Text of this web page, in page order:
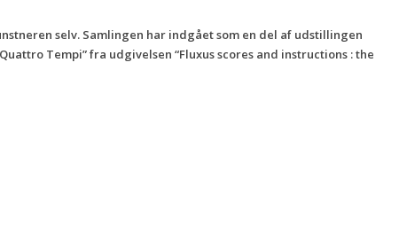
selv. Samlingen har indgået som en del af udstillingen
Tempi” fra udgivelsen “Fluxus scores and instructions : the